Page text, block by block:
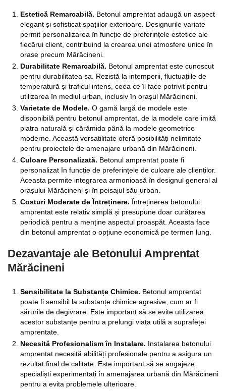
Estetică Remarcabilă. Betonul amprentat adaugă un aspect
elegant și sofisticat spațiilor exterioare. Designurile variate
permit personalizarea în funcție de preferințele estetice ale
fiecărui client, contribuind la crearea unei atmosfere unice în
orase precum Mărăcineni.
Durabilitate Remarcabilă. Betonul amprentat este cunoscut
pentru durabilitatea sa. Rezistă la intemperii, fluctuațiile de
temperatură și traficul intens, ceea ce îl face potrivit pentru
utilizarea în mediul urban, inclusiv în orașul Mărăcineni.
Varietate de Modele. O gamă largă de modele este
disponibilă pentru betonul amprentat, de la modele care imită
piatra naturală și cărămida până la modele geometrice
moderne. Această versatilitate oferă posibilități nelimitate
pentru proiectele de amenajare urbană din Mărăcineni.
Culoare Personalizată. Betonul amprentat poate fi
personalizat în funcție de preferințele de culoare ale clienților.
Aceasta permite integrarea armonioasă în designul general al
orașului Mărăcineni și în peisajul său urban.
Costuri Moderate de Întreținere. Întreținerea betonului
amprentat este relativ simplă și presupune doar curățarea
periodică pentru a menține aspectul proaspăt. Aceasta face
din betonul amprentat o opțiune economică pe termen lung.
Dezavantaje ale Betonului Amprentat
Mărăcineni
Sensibilitate la Substanțe Chimice. Betonul amprentat
poate fi sensibil la substanțe chimice agresive, cum ar fi
sărurile de degivrare. Este important să se evite utilizarea
acestor substanțe pentru a prelungi viața utilă a suprafeței
amprentate.
Necesită Profesionalism în Instalare. Instalarea betonului
amprentat necesită abilități profesionale pentru a asigura un
rezultat final de calitate. Este important să se angajeze
specialiști experimentați în amenajarea urbană din Mărăcineni
pentru a evita problemele ulterioare.